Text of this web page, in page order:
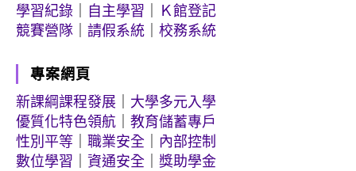
學習紀錄
自主學習
Ｋ館登記
競賽營隊
請假系統 校務系統
專案網頁
新課綱課程發展
大學多元入學
優質化特色領航
教育儲蓄專戶
性別平等
職業安全
內部控制
數位學習
資通安全 獎助學金